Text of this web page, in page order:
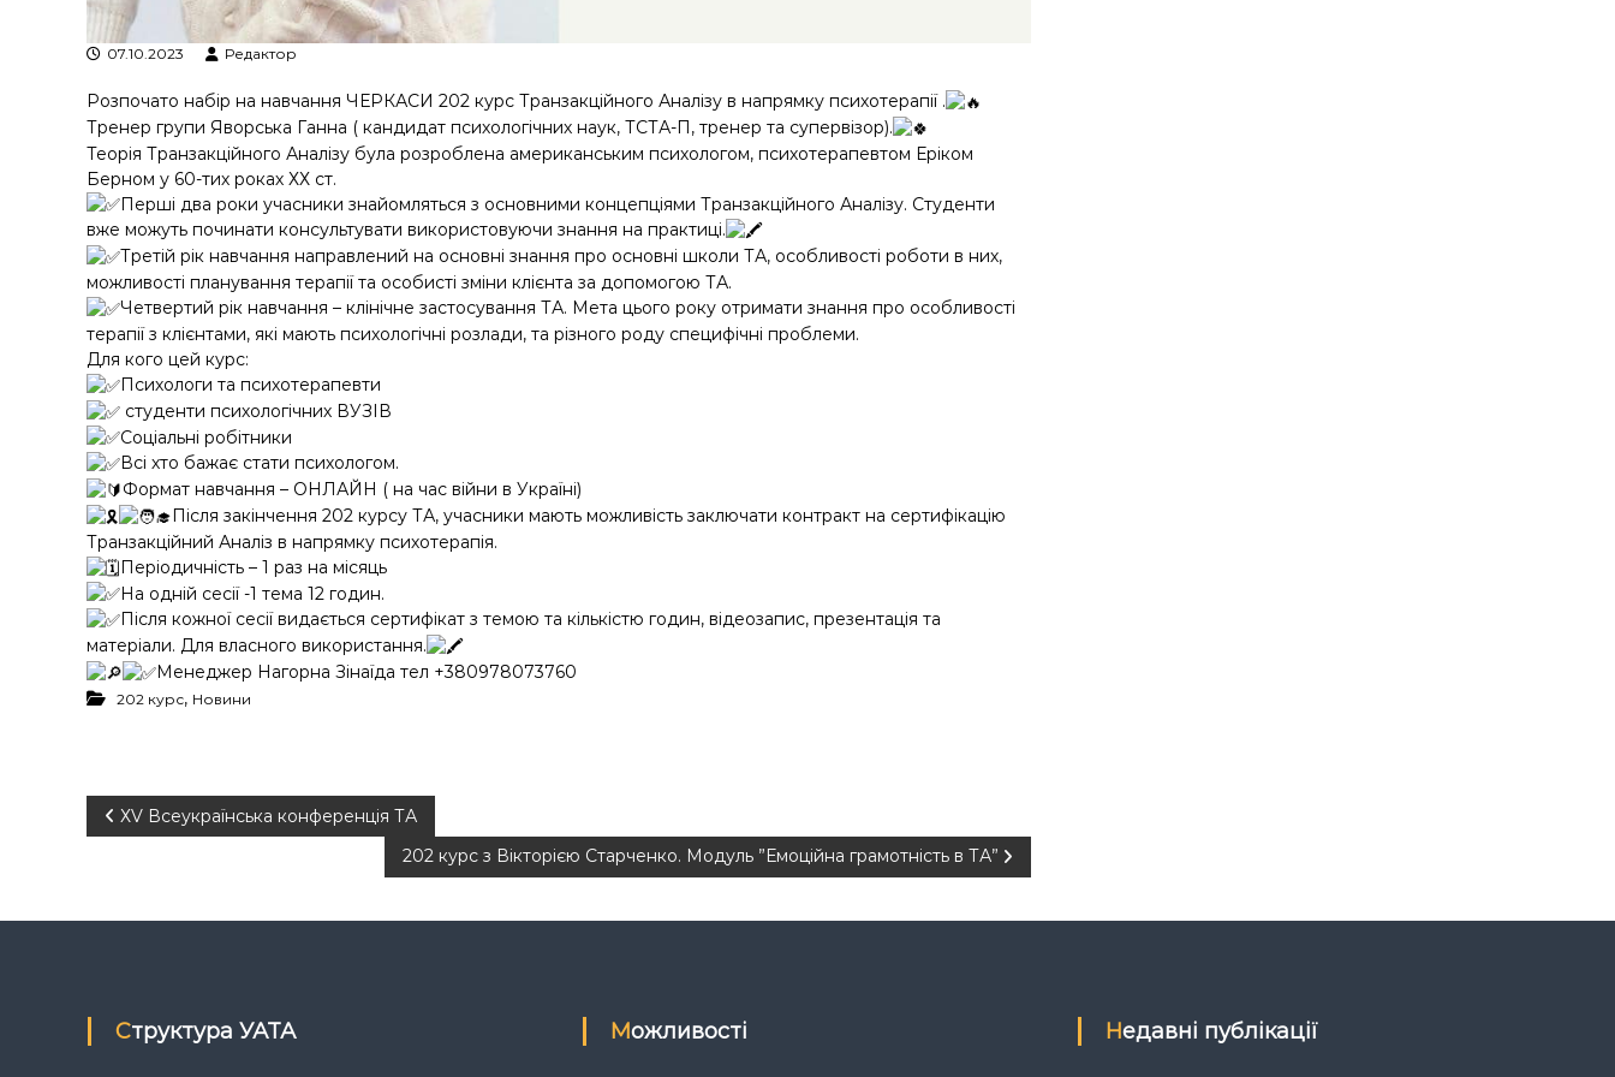
07.10.2023 Редактор
Розпочато набір на навчання ЧЕРКАСИ 202 курс Транзакційного Аналізу в напрямку психотерапії .
Тренер групи Яворська Ганна ( кандидат психологічних наук, ТСТА-П, тренер та супервізор).
Теорія Транзакційного Аналізу була розроблена американським психологом, психотерапевтом Еріком
Берном у 60-тих роках ХХ ст.
Перші два роки учасники знайомляться з основними концепціями Транзакційного Аналізу. Студенти
вже можуть починати консультувати використовуючи знання на практиці.
Третій рік навчання направлений на основні знання про основні школи ТА, особливості роботи в них,
можливості планування терапії та особисті зміни клієнта за допомогою ТА.
Четвертий рік навчання – клінічне застосування ТА. Мета цього року отримати знання про особливості
терапії з клієнтами, які мають психологічні розлади, та різного роду специфічні проблеми.
Для кого цей курс:
Психологи та психотерапевти
студенти психологічних ВУЗІВ
Соціальні робітники
Всі хто бажає стати психологом.
Формат навчання – ОНЛАЙН ( на час війни в Україні)
Після закінчення 202 курсу ТА, учасники мають можливість заключати контракт на сертифікацію
Транзакційний Аналіз в напрямку психотерапія.
Періодичність – 1 раз на місяць
На одній сесії -1 тема 12 годин.
Після кожної сесії видається сертифікат з темою та кількістю годин, відеозапис, презентація та
матеріали. Для власного використання.
Менеджер Нагорна Зінаїда тел +380978073760
202 курс, Новини
Н
в
г
ХV Всеукраїнська конференція ТА
202 курс з Вікторією Старченко. Модуль ”Емоційна грамотність в ТА”
Структура УАТА Можливості Недавні публікації